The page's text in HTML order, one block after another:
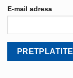
E-mail adresa